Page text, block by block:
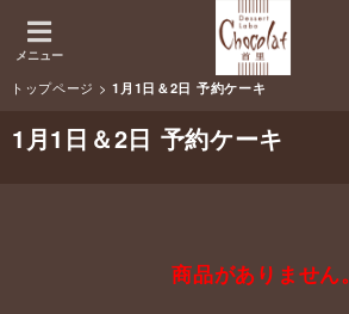
メニュー
トップページ >1月1日＆2日 予約ケーキ
1月1日＆2日 予約ケーキ
商品がありません。